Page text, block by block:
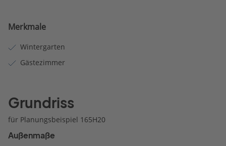
Merkmale
Wintergarten
Gästezimmer
Grundriss
für Planungsbeispiel 165H20
Außenmaße